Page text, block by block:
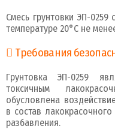
Смесь грунтовки ЭП-
температуре 20°C не
Требования
Грунтовка ЭП-0259
токсичным
обусловлена
в состав
разбавления.